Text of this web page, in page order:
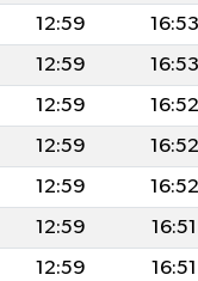
12:59 16:53
12:59 16:53
12:59 16:52
12:59 16:52
12:59 16:52
12:59 16:51
12:59 16:51